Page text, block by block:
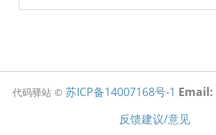
代码驿站 © 苏ICP备14007168号-1 Email:
反馈建议/意见